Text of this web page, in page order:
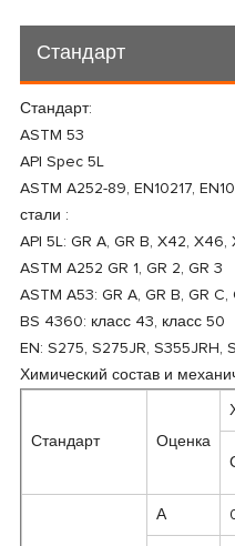
Стандарт
Стандарт:
ASTM 53
API Spec 5L
ASTM A252-89, EN10217,
стали :
API 5L: GR A, GR B, X42,
ASTM A252 GR 1, GR 2, GR 3
ASTM A53: GR A, GR B, GR C,
BS 4360: класс 43, класс 50
EN: S275, S275JR, S355JRH,
Химический состав и
Стандарт Оценка
А